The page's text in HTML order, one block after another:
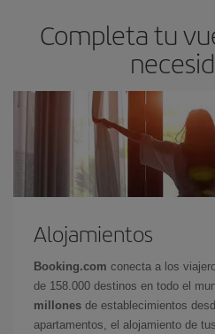
Completa tu
Alojamientos
Booking.com conecta a los
de 158.000 destinos en todo el
millones de establecimientos
apartamentos, el alojamiento de